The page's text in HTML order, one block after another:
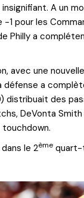
A un
1 pour les
Philly a
avec une
défense a
des
DeVonta
touchdown.
le 2ème quart-